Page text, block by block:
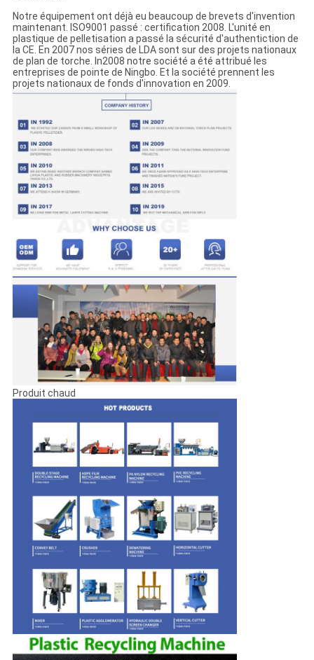
Notre équipement ont déjà eu beaucoup de brevets d'invention
maintenant. ISO9001 passé : certification 2008. L'unité en
plastique de pelletisation a passé la sécurité d'authentiction de
la CE. En 2007 nos séries de LDA sont sur des projets nationaux
de plan de torche. In2008 notre société a été attribué les
entreprises de pointe de Ningbo. Et la société prennent les
projets nationaux de fonds d'innovation en 2009.
Produit chaud